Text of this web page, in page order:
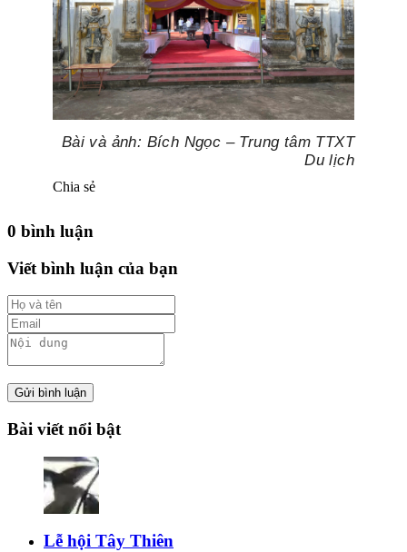
Bài và ảnh: Bích Ngọc – Trung tâm TTXT
Du lịch
Chia sẻ
0 bình luận
Viết bình luận của bạn
Gửi bình luận
Bài viết nổi bật
Lễ hội Tây Thiên